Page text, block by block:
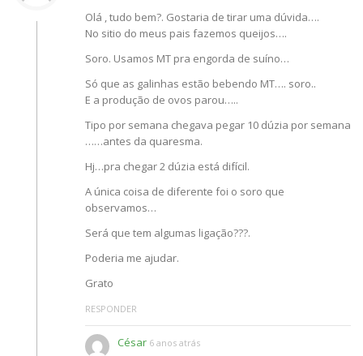
Olá , tudo bem?. Gostaria de tirar uma dúvida….
No sitio do meus pais fazemos queijos….
Soro. Usamos MT pra engorda de suíno…
Só que as galinhas estão bebendo MT…. soro..
E a produção de ovos parou…..
Tipo por semana chegava pegar 10 dúzia por semana
……antes da quaresma.
Hj…pra chegar 2 dúzia está difícil.
A única coisa de diferente foi o soro que
observamos…
Será que tem algumas ligação???.
Poderia me ajudar.
Grato
RESPONDER
César 6 anos atrás